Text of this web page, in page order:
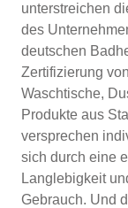
unterstreichen
des
deutschen
Zertifizierung
Waschtische,
Produkte aus
versprechen
sich durch eine
Langlebigkeit
Gebrauch. Und